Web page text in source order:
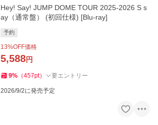
Hey! Say! JUMP DOME TOUR 2025-2026 S s
ay（通常盤） (初回仕様) [Blu-ray]
予約
13%OFF価格
5,588円
9% （457pt） 要エントリー
2026/9/2に発売予定